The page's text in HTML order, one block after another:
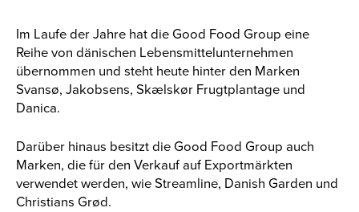
Im Laufe der Jahre hat die Good Food Group eine
Reihe von dänischen Lebensmittelunternehmen
übernommen und steht heute hinter den Marken
Svansø, Jakobsens, Skælskør Frugtplantage und
Danica.
Darüber hinaus besitzt die Good Food Group auch
Marken, die für den Verkauf auf Exportmärkten
verwendet werden, wie Streamline, Danish Garden und
Christians Grød.